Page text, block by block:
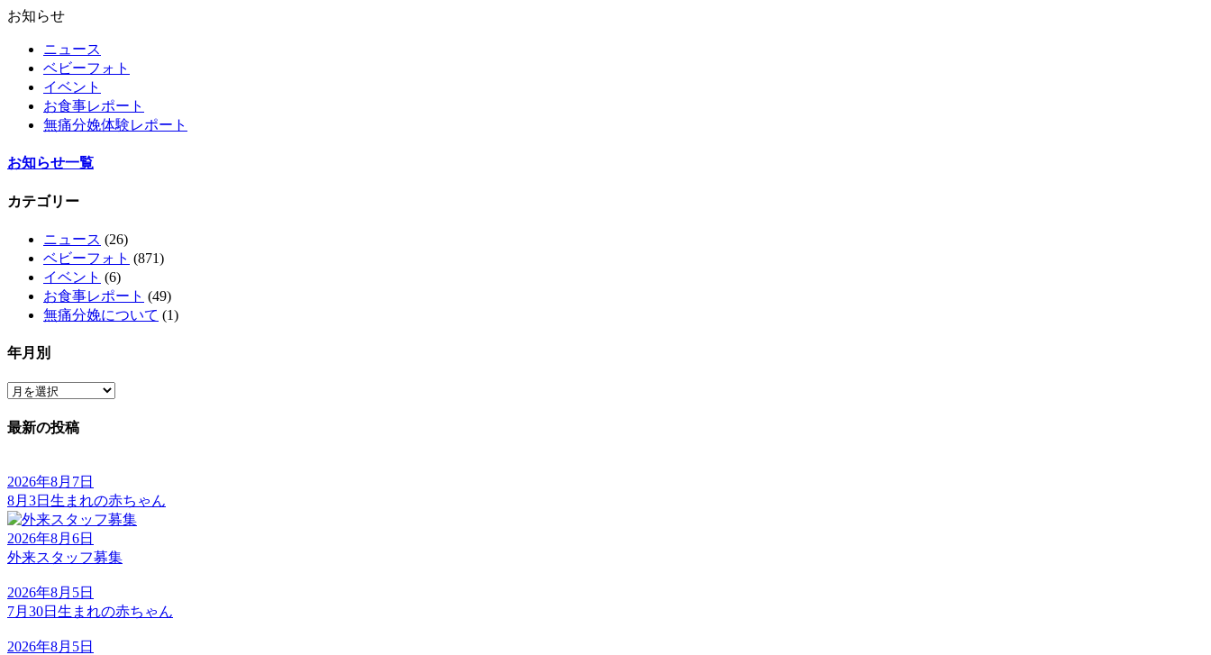
お知らせ
ニュース
ベビーフォト
イベント
お食事レポート
無痛分娩体験レポート
お知らせ一覧
カテゴリー
ニュース (26)
ベビーフォト (871)
イベント (6)
お食事レポート (49)
無痛分娩について (1)
年月別
最新の投稿
2026年8月7日
8月3日生まれの赤ちゃん
2026年8月6日
外来スタッフ募集
2026年8月5日
7月30日生まれの赤ちゃん
2026年8月5日